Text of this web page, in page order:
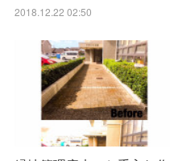
2018.12.22 02:50